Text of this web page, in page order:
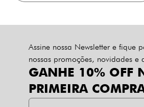
Assine nossa Newsletter e fique
nossas promoções, novidades e
GANHE 10% OFF
PRIMEIRA